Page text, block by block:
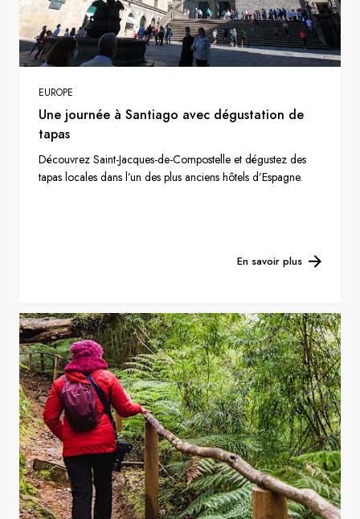
EUROPE
Une journée à Santiago avec dégustation de
tapas
Découvrez Saint-Jacques-de-Compostelle et dégustez des
tapas locales dans l’un des plus anciens hôtels d’Espagne.
En savoir plus